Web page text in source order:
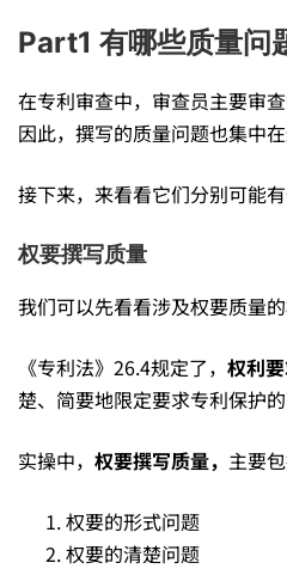
授
权
的
影
响
——
低
Part1 有哪些质量问
在专利审查中，审查员主要审
因此，撰写的质量问题也集中在
接下来，来看看它们分别可能
权要撰写质量
我们可以先看看涉及权要质量的
《专利法》26.4规定了， 权利
楚、简要地限定要求专利保护的
实操中， 权要撰写质量， 主要
权要的形式问题
权要的清楚问题